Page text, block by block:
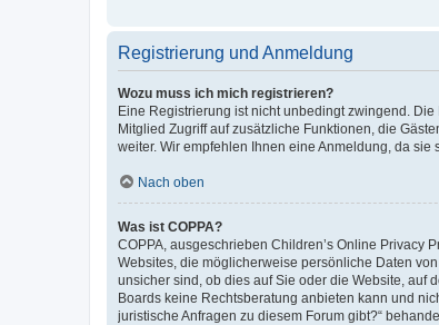
Registrierung und Anmeldung
Wozu muss ich mich registrieren?
Eine Registrierung ist nicht unbedingt zwingend.
Mitglied Zugriff auf zusätzliche Funktionen, die
weiter. Wir empfehlen Ihnen eine Anmeldung, da
Nach oben
Was ist COPPA?
COPPA, ausgeschrieben Children’s Online Privacy
Websites, die möglicherweise persönliche Daten
unsicher sind, ob dies auf Sie oder die Website, auf
Boards keine Rechtsberatung anbieten kann und
juristische Anfragen zu diesem Forum gibt?“